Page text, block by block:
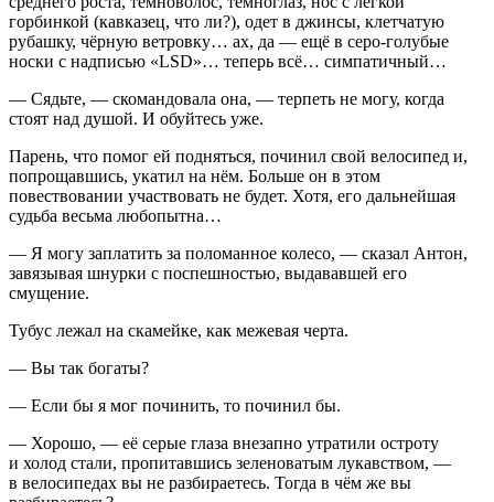
горбинкой (кавказец, что ли?), одет в джинсы, клетчатую
рубашку, чёрную ветровку… ах, да — ещё в серо-голубые
носки с надписью «LSD»… теперь всё… симпатичный…
— Сядьте, — скомандовала она, — терпеть не могу, когда
стоят над душой. И обуйтесь уже.
Парень, что помог ей подняться, починил свой велосипед и,
попрощавшись, укатил на нём. Больше он в этом
повествовании участвовать не будет. Хотя, его дальнейшая
судьба весьма любопытна…
— Я могу заплатить за поломанное колесо, — сказал Антон,
завязывая шнурки с поспешностью, выдававшей его
смущение.
Тубус лежал на скамейке, как межевая черта.
— Вы так богаты?
— Если бы я мог починить, то починил бы.
— Хорошо, — её серые глаза внезапно утратили остроту
и холод стали, пропитавшись зеленоватым лукавством, —
в велосипедах вы не разбираетесь. Тогда в чём же вы